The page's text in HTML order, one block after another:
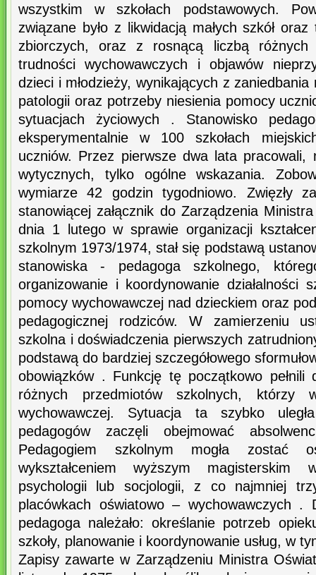
wszystkim w szkołach podstawowych.
związane było z likwidacją małych szkół
zbiorczych, oraz z rosnącą liczbą różnych
trudności wychowawczych i objawów
dzieci i młodzieży, wynikających z
patologii oraz potrzeby niesienia pomocy
sytuacjach życiowych . Stanowisko
eksperymentalnie w 100 szkołach
uczniów. Przez pierwsze dwa lata pracowali,
wytycznych, tylko ogólne wskazania.
wymiarze 42 godzin tygodniowo. Zwięzły
stanowiącej załącznik do Zarządzenia
dnia 1 lutego w sprawie organizacji
szkolnym 1973/1974, stał się podstawą
stanowiska - pedagoga szkolnego,
organizowanie i koordynowanie działalności
pomocy wychowawczej nad dzieckiem oraz
pedagogicznej rodziców. W zamierzeniu
szkolna i doświadczenia pierwszych
podstawą do bardziej szczegółowego
obowiązków . Funkcję tę początkowo pełnili
różnych przedmiotów szkolnych, którzy
wychowawczej. Sytuacja ta szybko
pedagogów zaczęli obejmować
Pedagogiem szkolnym mogła zostać
wykształceniem wyższym magisterskim
psychologii lub socjologii, z co najmniej
placówkach oświatowo – wychowawczych .
pedagoga należało: określanie potrzeb
szkoły, planowanie i koordynowanie usług, w
Zapisy zawarte w Zarządzeniu Ministra